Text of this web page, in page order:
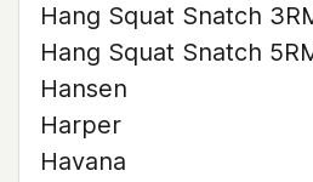
Hang Squat Snatch
Hang Squat Snatch
Hansen
Harper
Havana